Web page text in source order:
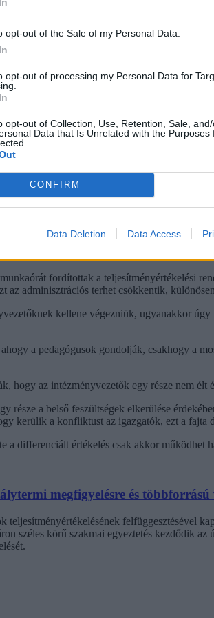
opt-out of the Sale of my Personal Data.
opt-out of processing my Personal Data for
opt-out of Collection, Use, Retention, Sale,
Data that Is Unrelated with the Purposes
CONFIRM
Data Deletion Data Access
ezért az ORFK felsővezetésével és a
rendszert” – mondta.
fordítottak a teljesítményértékelési
adminisztrációs terhet csökkentik,
kellene végezniük, ugyanakkor
a pedagógusok gondolják, csakhogy a
hogy az intézményvezetők egy része nem élt
része a belső feszültségek elkerülése
kerülik a konfliktust az igazgatók, ezt a
a differenciált értékelés csak akkor
megfigyelésre és többforrású
felfüggesztésével
széles körű szakmai egyeztetés kezdődik